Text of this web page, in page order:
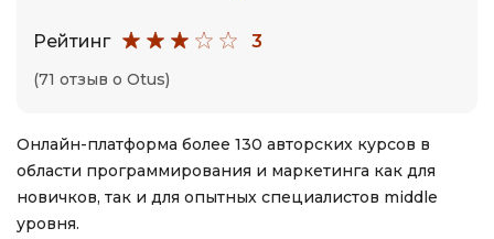
Рейтинг 3
(71 отзыв о Otus)
Онлайн-платформа более 130 авторских курсов в
области программирования и маркетинга как для
новичков, так и для опытных специалистов middle
уровня.